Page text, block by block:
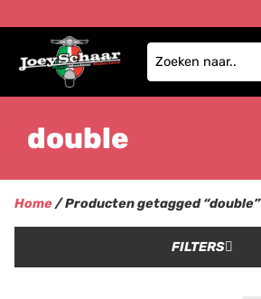
double
Home/ Producten getagged “double”
FILTERS